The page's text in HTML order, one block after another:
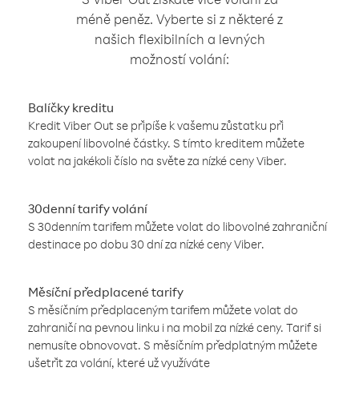
méně peněz. Vyberte si z některé z
našich flexibilních a levných
možností volání:
Balíčky kreditu
Kredit Viber Out se připíše k vašemu zůstatku při
zakoupení libovolné částky. S tímto kreditem můžete
volat na jakékoli číslo na světe za nízké ceny Viber.
30denní tarify volání
S 30denním tarifem můžete volat do libovolné zahraniční
destinace po dobu 30 dní za nízké ceny Viber.
Měsíční předplacené tarify
S měsíčním předplaceným tarifem můžete volat do
zahraničí na pevnou linku i na mobil za nízké ceny. Tarif si
nemusíte obnovovat. S měsíčním předplatným můžete
ušetřit za volání, které už využíváte